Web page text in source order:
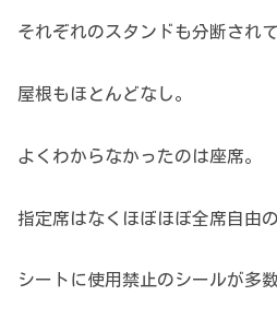
それぞれのスタンドも分断されて
屋根もほとんどなし。
よくわからなかったのは座席。
指定席はなくほぼほぼ全席自由
シートに使用禁止のシールが多